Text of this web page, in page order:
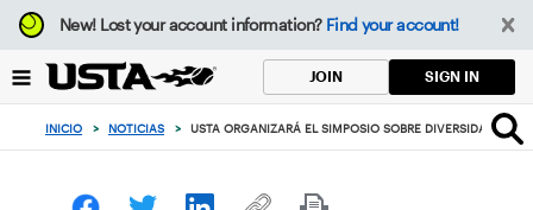
Enfoque
desde
botón
volver
principio
New!Lost your account information? Find your account!
JOIN SIGN IN
INICIO > NOTICIAS > USTA ORGANIZARÁ EL SIMPOSIO SOBRE DIVERSIDAD E